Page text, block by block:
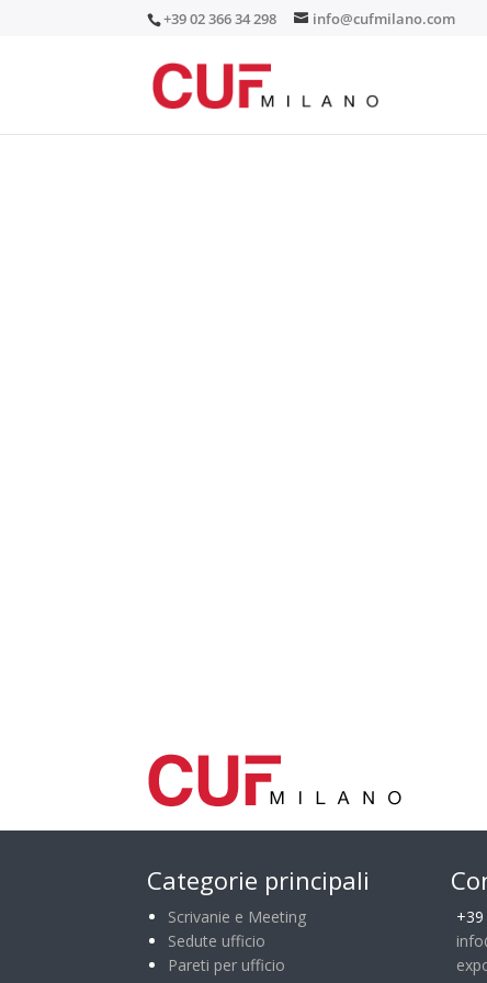
+39 02 366 34 298 info@cufmilano.com
Categorie principali
Scrivanie e Meeting
Sedute ufficio
Pareti per ufficio
+39